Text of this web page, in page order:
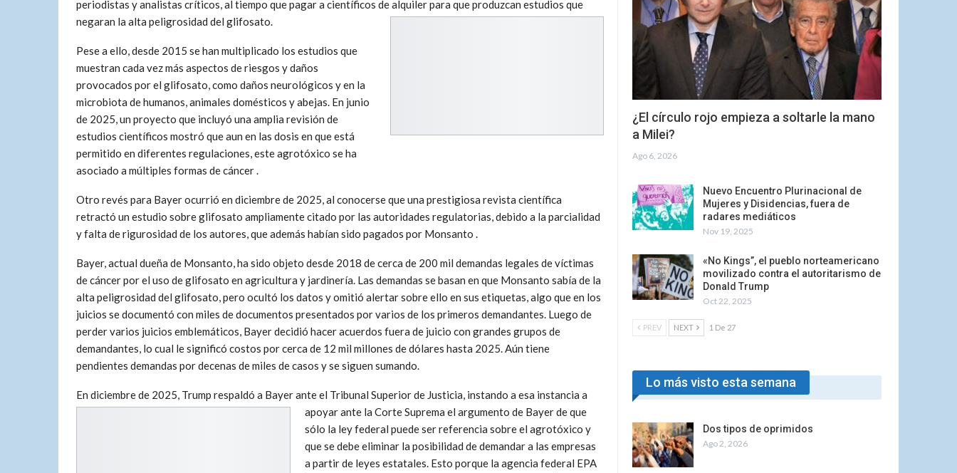
periodistas y analistas críticos, al tiempo que pagar a científicos de alquiler para que produzcan estudios que
negaran la alta peligrosidad del glifosato.
Pese a ello, desde 2015 se han multiplicado los estudios que
muestran cada vez más aspectos de riesgos y daños
provocados por el glifosato, como daños neurológicos y en la
microbiota de humanos, animales domésticos y abejas. En junio
de 2025, un proyecto que incluyó una amplia revisión de
estudios científicos mostró que aun en las dosis en que está
permitido en diferentes regulaciones, este agrotóxico se ha
asociado a múltiples formas de cáncer .
Otro revés para Bayer ocurrió en diciembre de 2025, al conocerse que una prestigiosa revista científica
retractó un estudio sobre glifosato ampliamente citado por las autoridades regulatorias, debido a la parcialidad
y falta de rigurosidad de los autores, que además habían sido pagados por Monsanto .
Bayer, actual dueña de Monsanto, ha sido objeto desde 2018 de cerca de 200 mil demandas legales de víctimas
de cáncer por el uso de glifosato en agricultura y jardinería. Las demandas se basan en que Monsanto sabía de la
alta peligrosidad del glifosato, pero ocultó los datos y omitió alertar sobre ello en sus etiquetas, algo que en los
juicios se documentó con miles de documentos presentados por varios de los primeros demandantes. Luego de
perder varios juicios emblemáticos, Bayer decidió hacer acuerdos fuera de juicio con grandes grupos de
demandantes, lo cual le significó costos por cerca de 12 mil millones de dólares hasta 2025. Aún tiene
pendientes demandas por decenas de miles de casos y se siguen sumando.
En diciembre de 2025, Trump respaldó a Bayer ante el Tribunal Superior de Justicia, instando a esa instancia a
apoyar ante la CorteSuprema el argumento de Bayer de que
sólo la ley federal puede ser referencia sobre el agrotóxico y
que se debe eliminar la posibilidad de demandar a las empresas
a partir de leyes estatales. Esto porque la agencia federal EPA
¿El círculo rojo empieza a soltarle la mano
a Milei?
Ago 6, 2026
Nuevo Encuentro Plurinacional de
Mujeres y Disidencias, fuera de
radares mediáticos
Nov 19, 2025
«No Kings”, el pueblo norteamericano
movilizado contra el autoritarismo de
Donald Trump
Oct 22, 2025
PREV NEXT 1 De 27
Lo más visto esta semana
Dos tipos de oprimidos
Ago 2, 2026